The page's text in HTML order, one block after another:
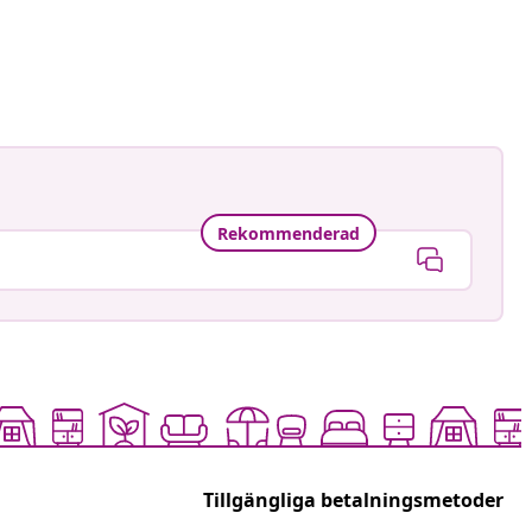
Rekommenderad
Tillgängliga betalningsmetoder